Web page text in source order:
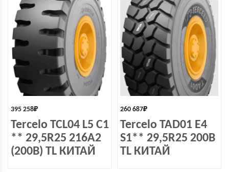
395 258₽
Tercelo TCL04 L5 С1
** 29,5R25 216A2
(200B) TL КИТАЙ
260 687₽
Tercelo TAD01 E4
S1** 29,5R25 200B
TL КИТАЙ